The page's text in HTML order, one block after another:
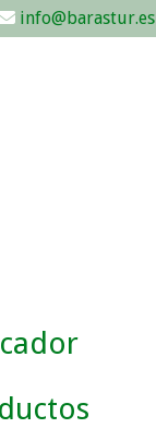
info@barastur.es